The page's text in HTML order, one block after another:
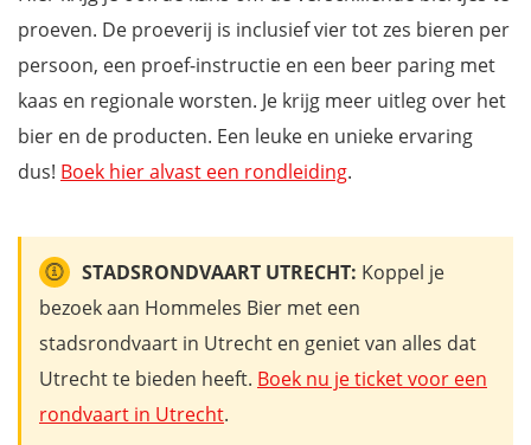
proeven. De proeverij is inclusief vier tot zes bieren per
persoon, een proef-instructie en een beer paring met
kaas en regionale worsten. Je krijg meer uitleg over het
bier en de producten. Een leuke en unieke ervaring
dus! Boek hier alvast een rondleiding.
STADSRONDVAART UTRECHT: Koppel je
bezoek aan Hommeles Bier met een
stadsrondvaart in Utrecht en geniet van alles dat
Utrecht te bieden heeft. Boek nu je ticket voor een
rondvaart in Utrecht.